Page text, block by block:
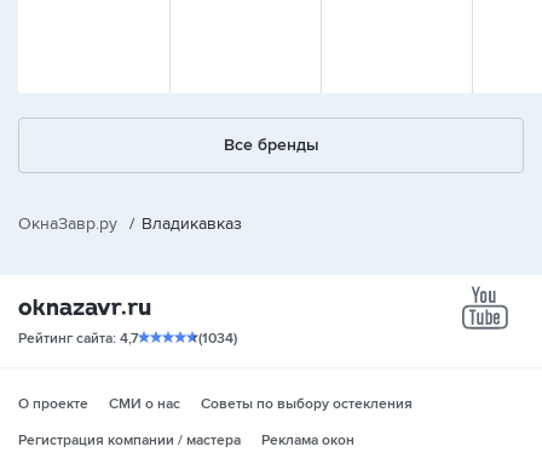
Все бренды
ОкнаЗавр.ру / Владикавказ
Рейтинг сайта: 4,7 (1034)
О проекте СМИ о нас
Советы по выбору остекления
Регистрация компании / мастера
Реклама окон